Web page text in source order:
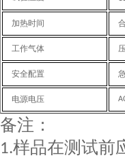
加热时间
工作气体
安全配置
电源电压
备注：
1.样品在测试前